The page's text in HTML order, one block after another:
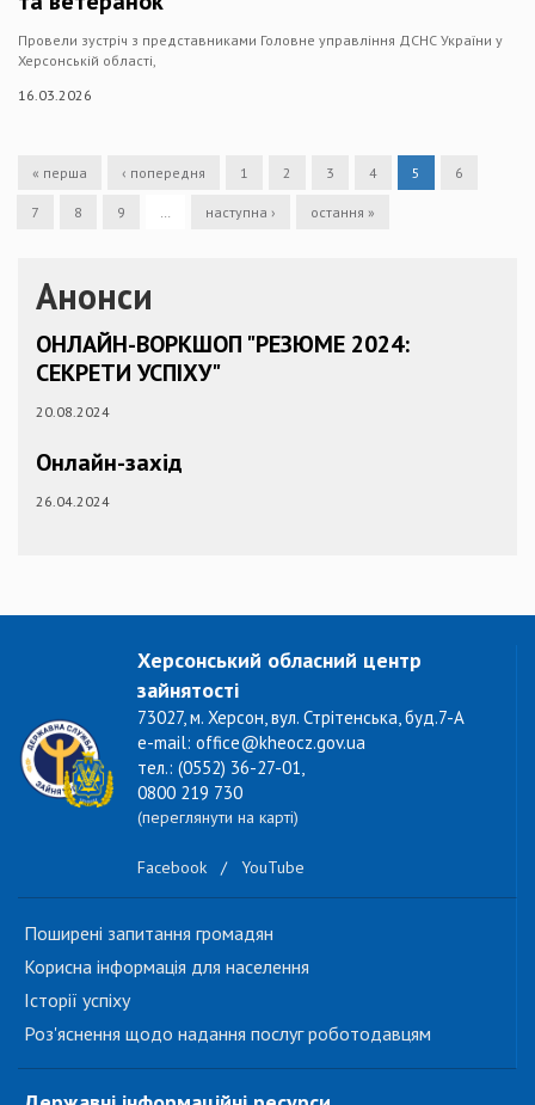
Провели зустріч з представниками Головне управління ДСНС України у
Херсонській області,
16.03.2026
« перша ‹ попередня 1 2 3 4 5 6
7 8 9 наступна › остання »
Анонси
ОНЛАЙН-ВОРКШОП "РЕЗЮМЕ 2024:
СЕКРЕТИ УСПІХУ"
20.08.2024
Онлайн-захід
26.04.2024
Херсонський обласний центр
зайнятості
73027, м. Херсон, вул. Стрітенська, буд.7-А
e-mail: office@kheocz.gov.ua
тел.: (0552) 36-27-01,
0800 219 730
(переглянути на карті)
Facebook / YouTube
Поширені запитання громадян
Корисна інформація для населення
Історії успіху
Роз'яснення щодо надання послуг роботодавцям